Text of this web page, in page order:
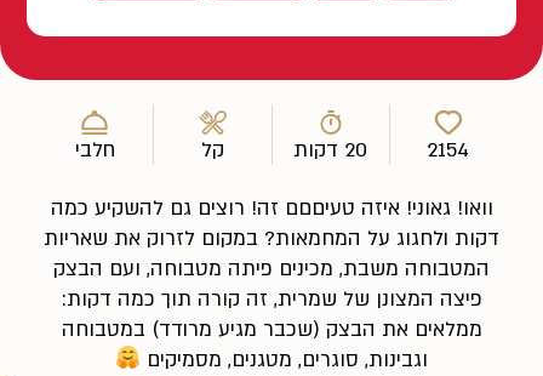
2154 20 דקות קל חלבי
וואו! גאוני! איזה טעיםםם זה! רוצים גם להשקיע כמה
דקות ולחגוג על המחמאות? במקום לזרוק את שאריות
המטבוחה משבת, מכינים פיתה מטבוחה, ועם הבצק
פיצה המצונן של שמרית, זה קורה תוך כמה דקות:
ממלאים את הבצק (שכבר מגיע מרודד) במטבוחה
וגבינות, סוגרים, מטגנים, מסמיקים